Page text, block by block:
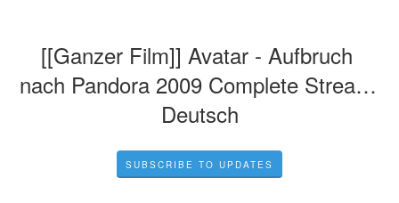
[[Ganzer Film]] Avatar - Aufbruch
nach Pandora 2009 Complete Stream
Deutsch
SUBSCRIBE TO UPDATES